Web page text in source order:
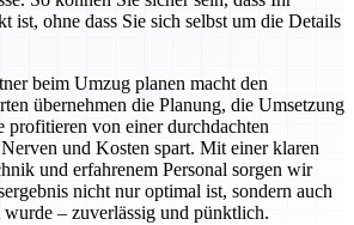
ist, ohne dass Sie sich selbst um die Details
beim Umzug planen macht den
übernehmen die Planung, die Umsetzung
profitieren von einer durchdachten
und Kosten spart. Mit einer klaren
und erfahrenem Personal sorgen wir
nicht nur optimal ist, sondern auch
– zuverlässig und pünktlich.